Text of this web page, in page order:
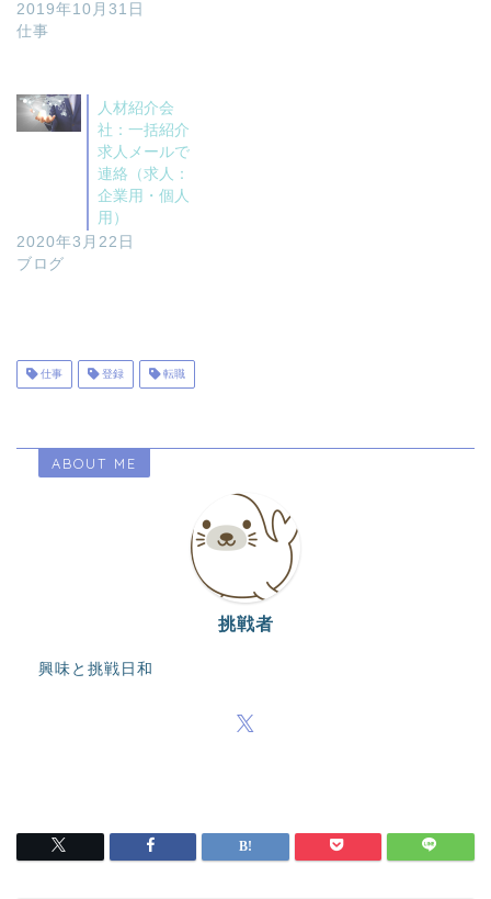
2019年10月31日
仕事
人材紹介会
社：一括紹介
求人メールで
連絡（求人：
企業用・個人
用）
2020年3月22日
ブログ
仕事 登録 転職
ABOUT ME
挑戦者
興味と挑戦日和